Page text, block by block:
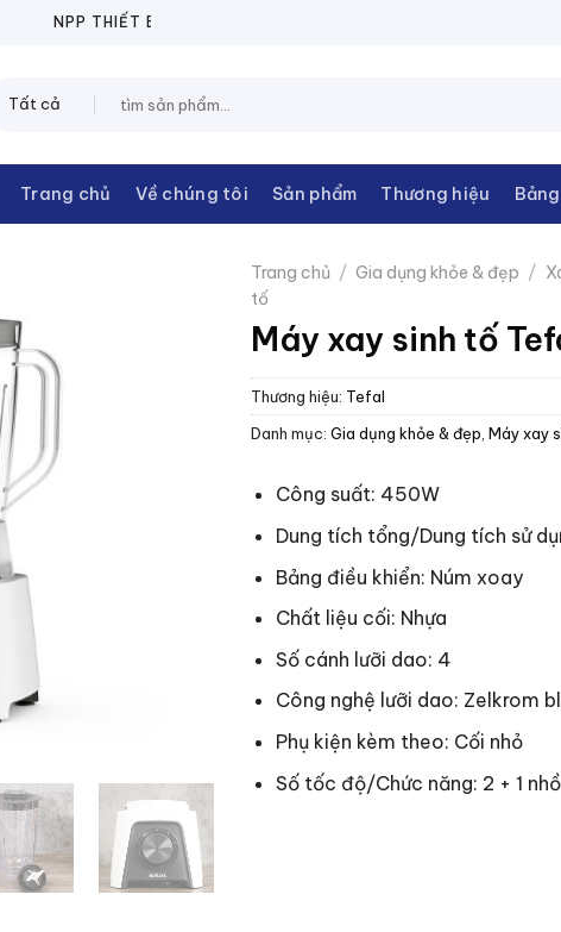
NPP THIẾT BỊ ĐIỆN THANH CHÂU
kiếm:
Trang chủ Về chúng tôi Sản phẩm Thương hiệu
Trang chủ / Gia dụng khỏe & đẹp /
tố
Máy xay sinh tố
Thương hiệu: Tefal
Danh mục: Gia dụng khỏe & đẹp Máy xay
Công suất: 450W
Dung tích tổng/Dung tích sử
Bảng điều khiển: Núm xoay
Chất liệu cối: Nhựa
Số cánh lưỡi dao: 4
Công nghệ lưỡi dao: Zelkrom
Phụ kiện kèm theo: Cối nhỏ
Số tốc độ/Chức năng: 2 + 1